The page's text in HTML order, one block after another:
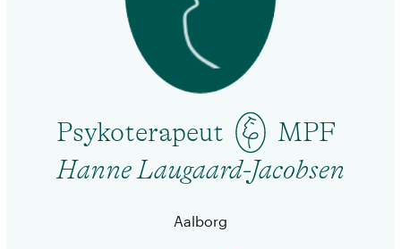
Psykoterapeut
MPF
Hanne Laugaard-Jacobsen
Aalborg